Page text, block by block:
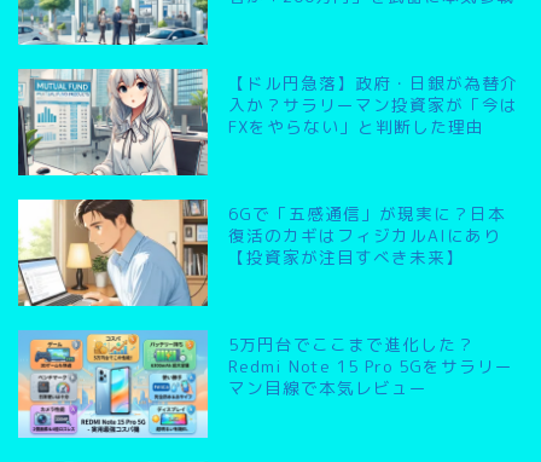
【ドル円急落】政府・日銀が為替介
入か？サラリーマン投資家が「今は
FXをやらない」と判断した理由
6Gで「五感通信」が現実に？日本
復活のカギはフィジカルAIにあり
【投資家が注目すべき未来】
5万円台でここまで進化した？
Redmi Note 15 Pro 5Gをサラリー
マン目線で本気レビュー